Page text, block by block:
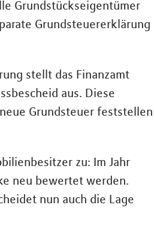
Grundstückseigentümer
Grundsteuererklärung
stellt das Finanzamt
aus. Diese
Grundsteuer feststellen
zu: Im Jahr
neu bewertet werden.
nun auch die Lage